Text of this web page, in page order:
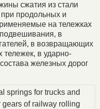
сжатия из стали
продольных и
на тележках
в
в возвращающих
тележек, в ударно-
железных дорог
springs for trucks and
gears of railway rolling